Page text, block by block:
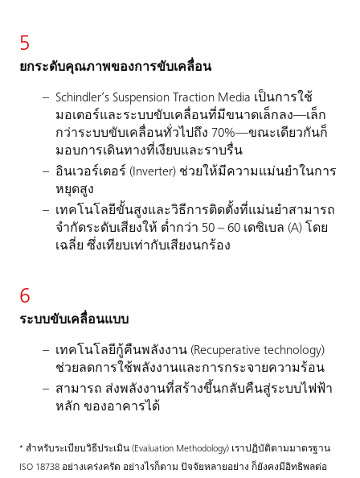
5
ยกระดับคุณภาพของการขับเคลื่อน
Schindler’s Suspension Traction Media เป็นการใช้
มอเตอร์และระบบขับเคลื่อนที่มีขนาดเล็กลง—เล็ก
กว่าระบบขับเคลื่อนทั่วไปถึง 70%—ขณะเดียวกันก็
มอบการเดินทางที่เงียบและราบรื่น
อินเวอร์เตอร์ (Inverter) ช่วยให้มีความแม่นยำในการ
หยุดสูง
เทคโนโลยีขั้นสูงและวิธีการติดตั้งที่แม่นยำสามารถ
จำกัดระดับเสียงให้ ต่ำกว่า 50 – 60 เดซิเบล (A) โดย
เฉลี่ย ซึ่งเทียบเท่ากับเสียงนกร้อง
6
ระบบขับเคลื่อนแบบ
เทคโนโลยีกู้คืนพลังงาน (Recuperative technology)
ช่วยลดการใช้พลังงานและการกระจายความร้อน
สามารถ ส่งพลังงานที่สร้างขึ้นกลับคืนสู่ระบบไฟฟ้า
หลัก ของอาคารได้
* สำหรับระเบียบวิธีประเมิน (Evaluation Methodology) เราปฏิบัติตามมาตรฐาน
ISO 18738 อย่างเคร่งครัด อย่างไรก็ตาม ปัจจัยหลายอย่าง ก็ยังคงมีอิทธิพลต่อ